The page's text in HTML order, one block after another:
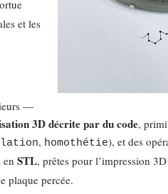
et les
—
3D décrite par du code,
, homothétie), et des
enSTL, prêtes pour l’impression
plaque percée.